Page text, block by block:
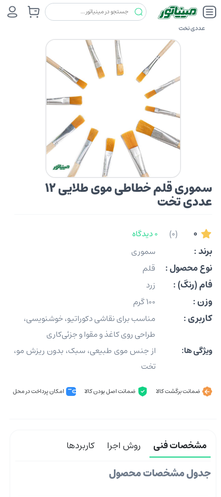
غلطک وقلم و ملزومات سموری
عددی تخت
سموری قلم خطاطی موی طلایی 12
عددی تخت
0
(0) 0 دیدگاه
برند : سموری
نوع محصول : قلم
فام (رنگ) : زرد
وزن : 100 گرم
کاربری :
مناسب برای نقاشی دکوراتیو، خوشنویسی،
طراحی روی کاغذ و مقوا و جزئی‌کاری
ویژگی ها:
از جنس موی طبیعی، سبک، بدون ریزش مو،
تخت
ضمانت برگشت کالا ضمانت اصل بودن کالا امکان پرداخت در محل
مشخصات فنی روش اجرا کاربردها
جدول مشخصات محصول